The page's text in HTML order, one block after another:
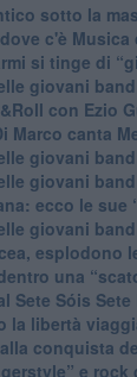
sotto la
c'è Musica
si tinge di
giovani
con Ezio
Marco canta
giovani
giovani
ecco le sue
giovani
esplodono
una
Sete Sóis Sete
la libertà
conquista
e rock